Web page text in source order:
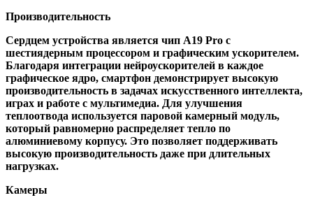
Производительность
Сердцем устройства является чип A19 Pro с
шестиядерным процессором и графическим ускорителем.
Благодаря интеграции нейроускорителей в каждое
графическое ядро, смартфон демонстрирует высокую
производительность в задачах искусственного интеллекта,
играх и работе с мультимедиа. Для улучшения
теплоотвода используется паровой камерный модуль,
который равномерно распределяет тепло по
алюминиевому корпусу. Это позволяет поддерживать
высокую производительность даже при длительных
нагрузках.
Камеры